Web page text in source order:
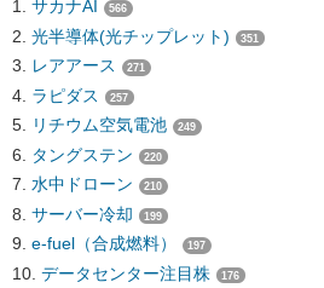
サカナAI 566
光半導体(光チップレット) 351
レアアース 271
ラピダス 257
リチウム空気電池 249
タングステン 220
水中ドローン 210
サーバー冷却 199
e-fuel（合成燃料） 197
データセンター注目株 176